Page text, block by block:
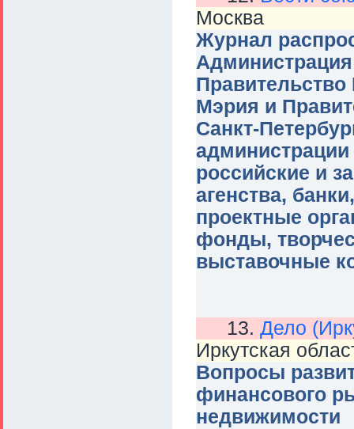
Москва
Журнал
Мэрия и
Санкт-
администрации
российские и
агенства,
проектные
фонды,
выставочные
13. Дело
Иркутская
Вопросы
финансового
недвижимости